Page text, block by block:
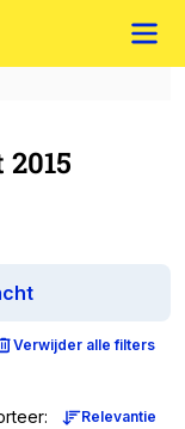
Verwijder alle filters
: Relevantie